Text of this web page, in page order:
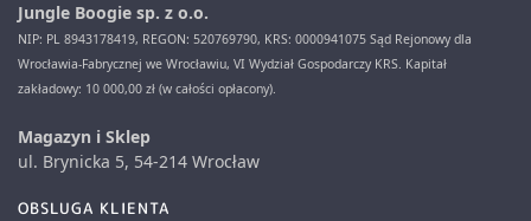
Jungle Boogie sp. z o.o.
NIP: PL 8943178419, REGON: 520769790, KRS: 0000941075 Sąd Rejonowy dla
Wrocławia-Fabrycznej we Wrocławiu, VI Wydział Gospodarczy KRS. Kapitał
zakładowy: 10 000,00 zł (w całości opłacony).
Magazyn i Sklep
ul. Brynicka 5, 54-214 Wrocław
OBSLUGA KLIENTA